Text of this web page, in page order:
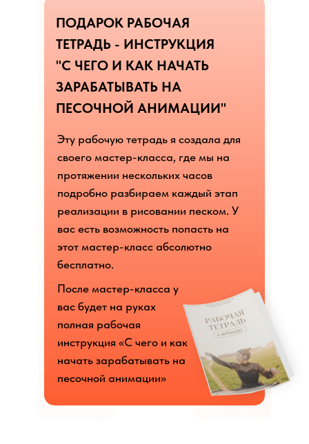
ПОДАРОК РАБОЧАЯ
ТЕТРАДЬ - ИНСТРУКЦИЯ
"С ЧЕГО И КАК НАЧАТЬ
ЗАРАБАТЫВАТЬ НА
ПЕСОЧНОЙ АНИМАЦИИ"
Эту рабочую тетрадь я создала для
своего мастер-класса, где мы на
протяжении нескольких часов
подробно разбираем каждый этап
реализации в рисовании песком. У
вас есть возможность попасть на
этот мастер-класс абсолютно
бесплатно.
После мастер-класса у
вас будет на руках
полная рабочая
инструкция «С чего и как
начать зарабатывать на
песочной анимации»